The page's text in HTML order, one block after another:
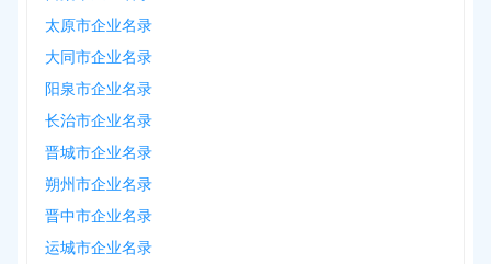
太原市企业名录
大同市企业名录
阳泉市企业名录
长治市企业名录
晋城市企业名录
朔州市企业名录
晋中市企业名录
运城市企业名录